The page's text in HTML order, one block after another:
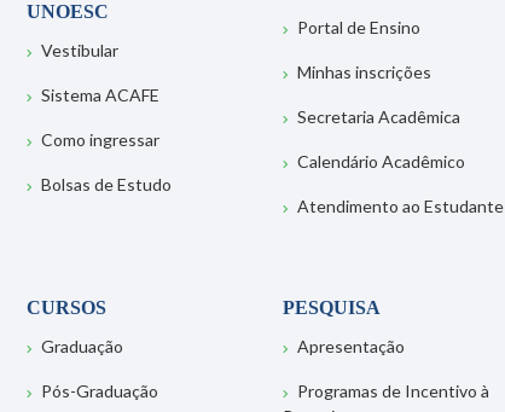
UNOESC
Vestibular
Sistema ACAFE
Como ingressar
Bolsas de Estudo
Portal de Ensino
Minhas inscrições
Secretaria Acadêmica
Calendário Acadêmico
Atendimento ao Estudante
CURSOS
Graduação
Pós-Graduação
PESQUISA
Apresentação
Programas de Incentivo à